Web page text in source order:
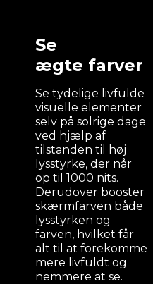
Se
ægte farver
Se tydelige livfulde
visuelle elementer
selv på solrige dage
ved hjælp af
tilstanden til høj
lysstyrke, der når
op til 1000 nits.
Derudover booster
skærmfarven både
lysstyrken og
farven, hvilket får
alt til at forekomme
mere livfuldt og
nemmere at se.